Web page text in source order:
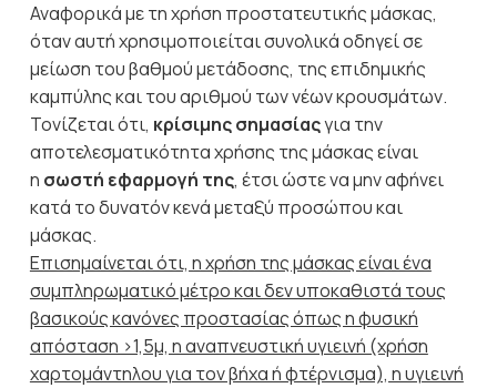
Αναφορικά με τη χρήση προστατευτικής μάσκας,
όταν αυτή χρησιμοποιείται συνολικά οδηγεί σε
μείωση του βαθμού μετάδοσης, της επιδημικής
καμπύλης και του αριθμού των νέων κρουσμάτων.
Τονίζεται ότι, κρίσιμης σημασίαςγια την
αποτελεσματικότητα χρήσης της μάσκας είναι
η σωστή εφαρμογή της, έτσι ώστε να μην αφήνει
κατά το δυνατόν κενά μεταξύ προσώπου και
μάσκας.
Επισημαίνεται ότι, η χρήση της μάσκας είναι ένα
συμπληρωματικό μέτρο και δεν υποκαθιστά τους
βασικούς κανόνες προστασίας όπως η φυσική
απόσταση >1,5μ, η αναπνευστική υγιεινή (χρήση
χαρτομάντηλου για τον βήχα ή φτέρνισμα), η υγιεινή